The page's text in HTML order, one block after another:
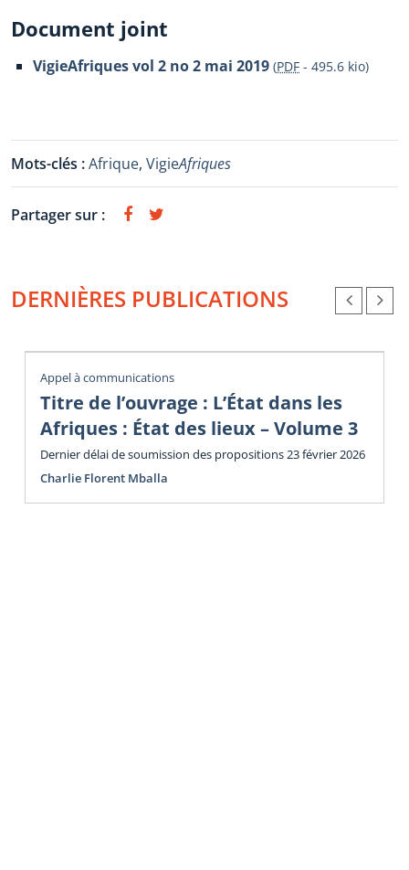
Document joint
VigieAfriques vol 2 no 2 mai 2019 (PDF - 495.6 kio)
Mots-clés :Afrique, VigieAfriques
Partager sur :
DERNIÈRES PUBLICATIONS
Appel à communications
Titre de l’ouvrage : L’État dans les
Afriques : État des lieux – Volume 3
Dernier délai de soumission des propositions 23 février 2026
Charlie Florent Mballa